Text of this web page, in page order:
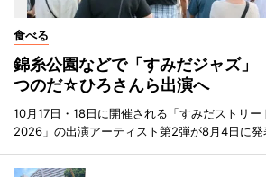
食べる
錦糸公園などで「すみだジャズ」
つのだ☆ひろさんら出演へ
10月17日・18日に開催される「すみだストリ
2026」の出演アーティスト第2弾が8月4日に発